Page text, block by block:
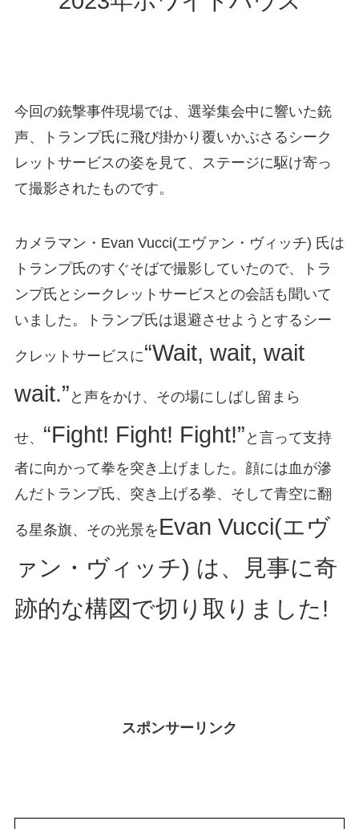
今回の銃撃事件現場では、選挙集会中に響いた銃
声、トランプ氏に飛び掛かり覆いかぶさるシーク
レットサービスの姿を見て、ステージに駆け寄っ
て撮影されたものです。
カメラマン・Evan Vucci(エヴァン・ヴィッチ) 氏は
トランプ氏のすぐそばで撮影していたので、トラ
ンプ氏とシークレットサービスとの会話も聞いて
いました。トランプ氏は退避させようとするシー
クレットサービスに“Wait, wait, wait
wait.” と声をかけ、その場にしばし留まら
せ、 “Fight! Fight! Fight!” と言って支持
者に向かって拳を突き上げました。顔には血が滲
んだトランプ氏、突き上げる拳、そして青空に翻
る星条旗、その光景を Evan Vucci(エヴ
ァン・ヴィッチ) は、見事に奇
跡的な構図で切り取りました!
スポンサーリンク